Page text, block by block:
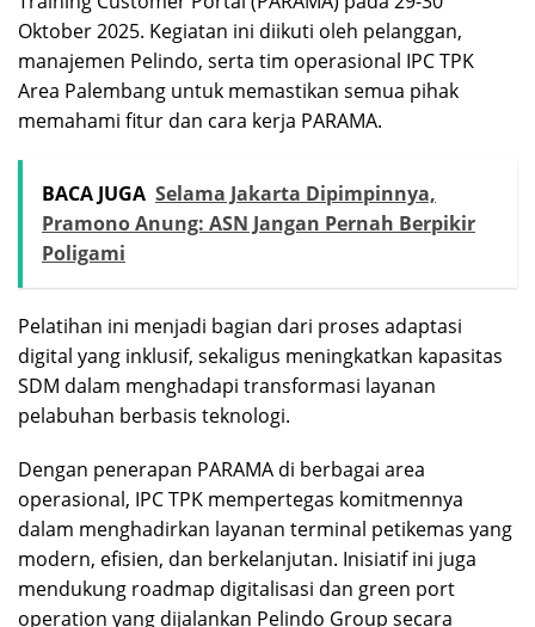
Oktober 2025. Kegiatan ini diikuti oleh pelanggan,
manajemen Pelindo, serta tim operasional IPC TPK
Area Palembang untuk memastikan semua pihak
memahami fitur dan cara kerja PARAMA.
BACA JUGA Selama Jakarta Dipimpinnya,
Pramono Anung: ASN Jangan Pernah Berpikir
Poligami
Pelatihan ini menjadi bagian dari proses adaptasi
digital yang inklusif, sekaligus meningkatkan kapasitas
SDM dalam menghadapi transformasi layanan
pelabuhan berbasis teknologi.
Dengan penerapan PARAMA di berbagai area
operasional, IPC TPK mempertegas komitmennya
dalam menghadirkan layanan terminal petikemas yang
modern, efisien, dan berkelanjutan. Inisiatif ini juga
mendukung roadmap digitalisasi dan green port
operation yang dijalankan Pelindo Group secara